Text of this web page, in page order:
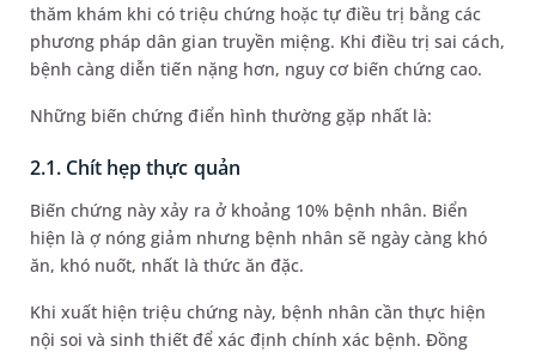
thăm khám khi có triệu chứng hoặc tự điều trị bằng các
phương pháp dân gian truyền miệng. Khi điều trị sai cách,
bệnh càng diễn tiến nặng hơn, nguy cơ biến chứng cao.
Những biến chứng điển hình thường gặp nhất là:
2.1. Chít hẹp thực quản
Biến chứng này xảy ra ở khoảng 10% bệnh nhân. Biển
hiện là ợ nóng giảm nhưng bệnh nhân sẽ ngày càng khó
ăn, khó nuốt, nhất là thức ăn đặc.
Khi xuất hiện triệu chứng này, bệnh nhân cần thực hiện
nội soi và sinh thiết để xác định chính xác bệnh. Đồng